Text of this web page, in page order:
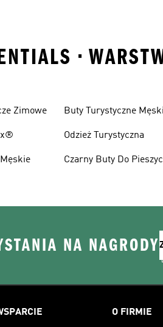
•
Zimowe Buty Turystyczne
Odzież Turystyczna
Czarny Buty Do
NA NAGRODY
O FIRMIE